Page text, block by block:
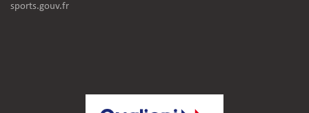
sports.gouv.fr